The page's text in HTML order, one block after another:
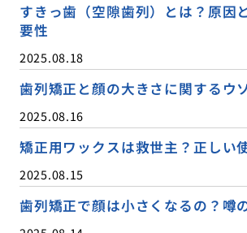
すきっ歯（空隙歯列）とは？原因
要性
2025.08.18
歯列矯正と顔の大きさに関するウ
2025.08.16
矯正用ワックスは救世主？正しい
2025.08.15
歯列矯正で顔は小さくなるの？噂